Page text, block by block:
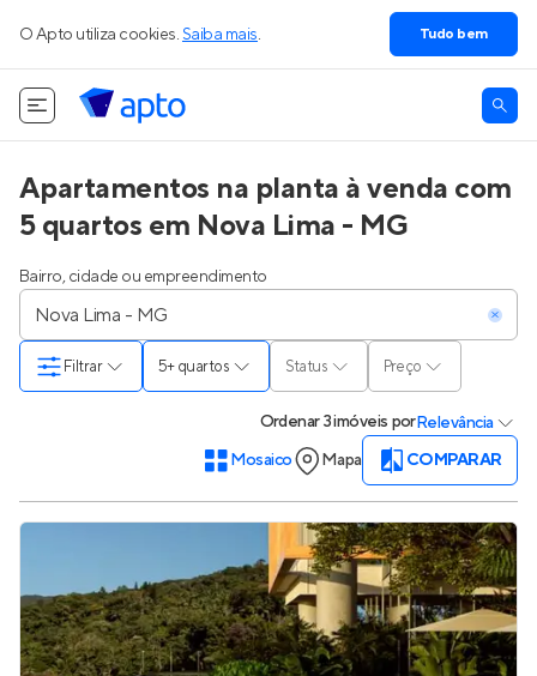
O Apto utiliza cookies. Saiba mais. Tudo bem
Apartamentos na planta à venda com
5 quartos em Nova Lima - MG
Bairro, cidade ou empreendimento
5+ quartos Status Preço
Filtrar
Ordenar3 imóveis porRelevância
Mosaico
Mapa COMPARAR